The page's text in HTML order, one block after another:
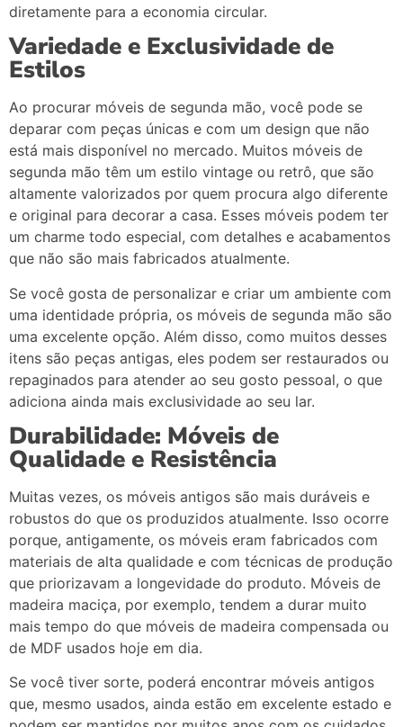
diretamente para a economia circular.
Variedade e Exclusividade de
Estilos
Ao procurar móveis de segunda mão, você pode se
deparar com peças únicas e com um design que não
está mais disponível no mercado. Muitos móveis de
segunda mão têm um estilo vintage ou retrô, que são
altamente valorizados por quem procura algo diferente
e original para decorar a casa. Esses móveis podem ter
um charme todo especial, com detalhes e acabamentos
que não são mais fabricados atualmente.
Se você gosta de personalizar e criar um ambiente com
uma identidade própria, os móveis de segunda mão são
uma excelente opção. Além disso, como muitos desses
itens são peças antigas, eles podem ser restaurados ou
repaginados para atender ao seu gosto pessoal, o que
adiciona ainda mais exclusividade ao seu lar.
Durabilidade: Móveis de
Qualidade e Resistência
Muitas vezes, os móveis antigos são mais duráveis e
robustos do que os produzidos atualmente. Isso ocorre
porque, antigamente, os móveis eram fabricados com
materiais de alta qualidade e com técnicas de produção
que priorizavam a longevidade do produto. Móveis de
madeira maciça, por exemplo, tendem a durar muito
mais tempo do que móveis de madeira compensada ou
de MDF usados hoje em dia.
Se você tiver sorte, poderá encontrar móveis antigos
que, mesmo usados, ainda estão em excelente estado e